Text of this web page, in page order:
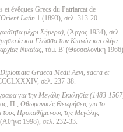
évêques Grecs du Patriarcat de
Latin 1 (1893), σελ. 313-20.
μέχρι Σήμερα), (Άργος 1934), σελ.
και Γλώσσα των Κιανών και ολίγα
Νικαίας, τόμ. Β' (Θεσσαλονίκη
Graeca Medii Aevi, sacra et
σελ. 237-38.
για την Μεγάλη Εκκλησία (1483-
Π., Οθωμανικές Θεωρήσεις για το
τους Προκαθήμενους της Μεγάλης
(Αθήνα 1998), σελ. 232-33.